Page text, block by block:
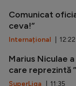
Comunicat
ceva!”
Internațional | 12:22
Marius Niculae
care reprezintă
SuperLiga | 11:35